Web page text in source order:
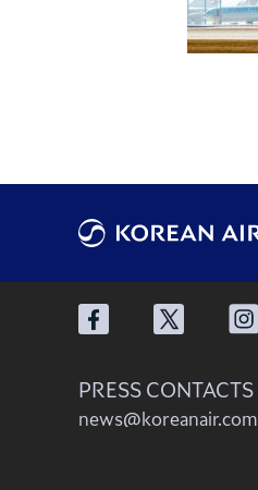
PRESS CONTACTS
news@koreanair.com